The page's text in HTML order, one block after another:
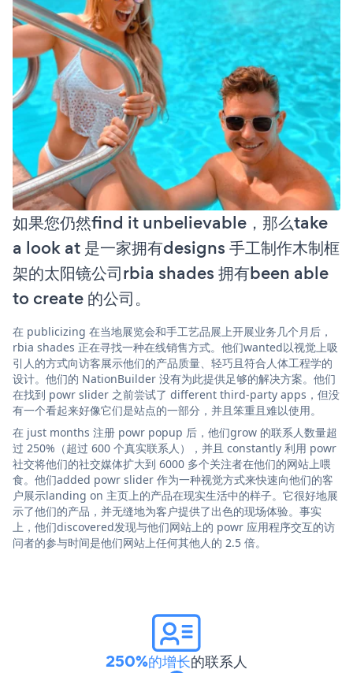
如果您仍然find it unbelievable，那么take
a look at 是一家拥有designs 手工制作木制框
架的太阳镜公司rbia shades 拥有been able
to create 的公司。
在 publicizing 在当地展览会和手工艺品展上开展业务几个月后，
rbia shades 正在寻找一种在线销售方式。他们wanted以视觉上吸
引人的方式向访客展示他们的产品质量、轻巧且符合人体工程学的
设计。他们的 NationBuilder 没有为此提供足够的解决方案。他们
在找到 powr slider 之前尝试了 different third-party apps，但没
有一个看起来好像它们是站点的一部分，并且笨重且难以使用。
在 just months 注册 powr popup 后，他们grow 的联系人数量超
过 250%（超过 600 个真实联系人），并且 constantly 利用 powr
社交将他们的社交媒体扩大到 6000 多个关注者在他们的网站上喂
食。他们added powr slider 作为一种视觉方式来快速向他们的客
户展示landing on 主页上的产品在现实生活中的样子。它很好地展
示了他们的产品，并无缝地为客户提供了出色的现场体验。事实
上，他们discovered发现与他们网站上的 powr 应用程序交互的访
问者的参与时间是他们网站上任何其他人的 2.5 倍。
250%的增长的联系人